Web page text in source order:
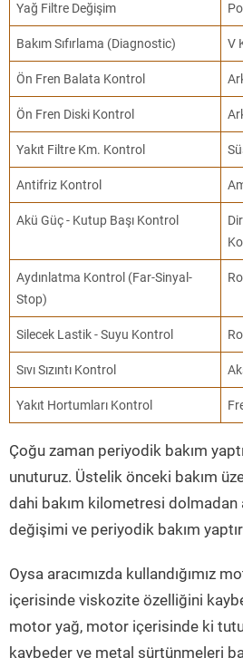
Yağ Filtre Değişim
Bakım Sıfırlama (Diagnostic) V
Ön Fren Balata Kontrol
Ön Fren Diski Kontrol
Yakıt Filtre Km. Kontrol
Antifriz Kontrol
Akü Güç - Kutup Başı Kontrol
Aydınlatma Kontrol (Far-Sinyal-
Stop)
Silecek Lastik - Suyu Kontrol
Sıvı Sızıntı Kontrol
Yakıt Hortumları Kontrol
Çoğu zaman periyodik bakım
unuturuz. Üstelik önceki bakım
dahi bakım kilometresi dolmadan
değişimi ve periyodik bakım
Oysa aracımızda kullandığımız
içerisinde viskozite özelliğini
motor yağ, motor içerisinde ki
kaybeder ve metal sürtünmeleri